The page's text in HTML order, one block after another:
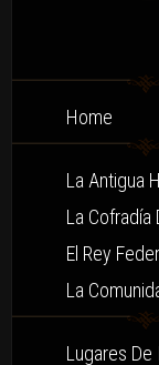
Home
La Antigua
La Cofradía
El Rey
La
Lugares De